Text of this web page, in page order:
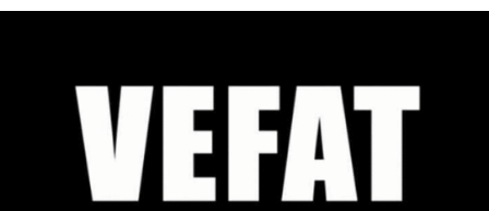
WhatsApp İhbar Hattı
SAĞLIK
KÜLTÜR SANAT
SERVISLER